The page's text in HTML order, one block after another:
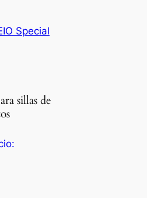
Special
sillas de